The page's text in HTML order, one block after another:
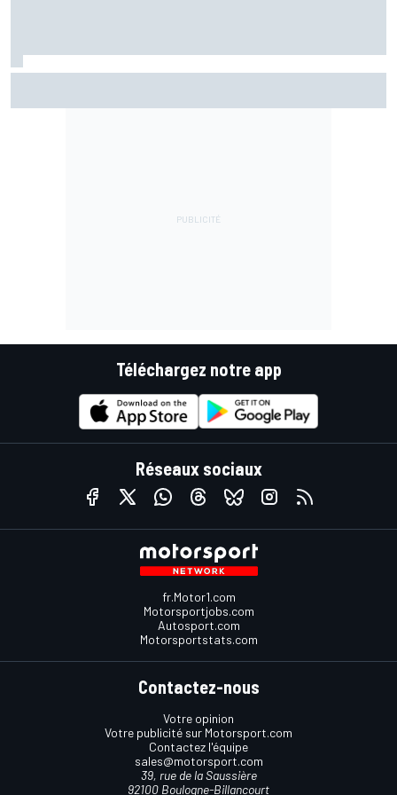
Téléchargez notre app
Réseaux sociaux
fr.Motor1.com
Motorsportjobs.com
Autosport.com
Motorsportstats.com
Contactez-nous
Votre opinion
Votre publicité sur Motorsport.com
Contactez l'équipe
sales@motorsport.com
39, rue de la Saussière
92100 Boulogne-Billancourt